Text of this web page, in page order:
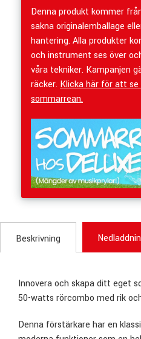
Denna produkt kommer
sakna originalemballage
hantering. Alla produkter
och instrument ses över
våra tekniker. Kampanjen
räcker. Klicka här för att se
sommarrean.
Beskrivning
Innovera och skapa ditt eget
50-watts rörcombo med rik
Denna förstärkare har en